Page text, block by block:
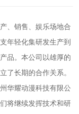
、销售、娱乐场地合
年轻化集研发生产到
品。本公司以雄厚的
了长期的合作关系。
华耀动漫科技有限公
将继续发挥技术和研
回收